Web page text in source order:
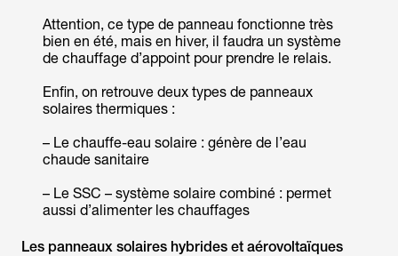
Attention, ce type de panneau fonctionne très
bien en été, mais en hiver, il faudra un système
de chauffage d’appoint pour prendre le relais.
Enfin, on retrouve deux types de panneaux
solaires thermiques :
– Le chauffe-eau solaire : génère de l’eau
chaude sanitaire
– Le SSC – système solaire combiné : permet
aussi d’alimenter les chauffages
Les panneaux solaires hybrides et aérovoltaïques